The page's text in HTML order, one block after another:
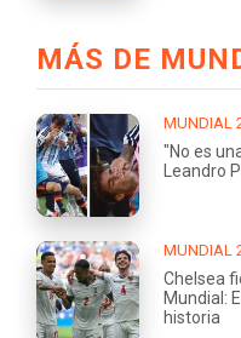
MÁS DE
MUNDIAL
"No es
Leandro
MUNDIAL
Chelsea
Mundial:
historia